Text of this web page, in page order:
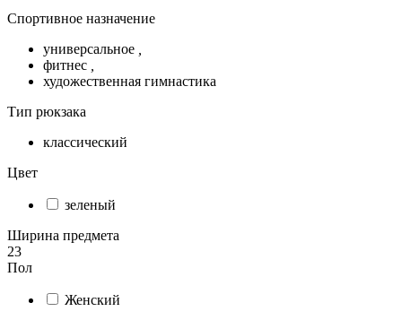
Спортивное назначение
универсальное
фитнес
художественная гимнастика
Тип рюкзака
классический
Цвет
зеленый
Ширина предмета
23
Пол
Женский